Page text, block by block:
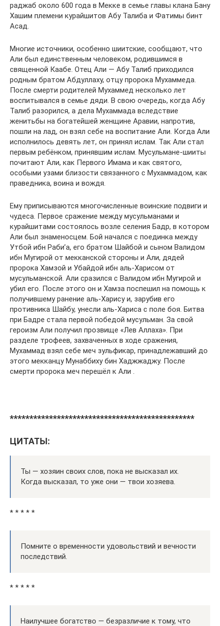
раджаб около 600 года в Мекке в семье главы клана Бану
Хашим племени курайшитов Абу Талиба и Фатимы бинт
Асад.
Многие источники, особенно шиитские, сообщают, что
Али был единственным человеком, родившимся в
священной Каабе. Отец Али — Абу Талиб приходился
родным братом Абдуллаху, отцу пророка Мухаммеда.
После смерти родителей Мухаммед несколько лет
воспитывался в семье дяди. В свою очередь, когда Абу
Талиб разорился, а дела Мухаммада вследствие
женитьбы на богатейшей женщине Аравии, напротив,
пошли на лад, он взял себе на воспитание Али. Когда Али
исполнилось девять лет, он принял ислам. Так Али стал
первым ребёнком, принявшим ислам. Мусульмане-шииты
почитают Али, как Первого Имама и как святого,
особыми узами близости связанного с Мухаммадом, как
праведника, воина и вождя.
Ему приписываются многочисленные воинские подвиги и
чудеса. Первое сражение между мусульманами и
курайшитами состоялось возле селения Бадр, в котором
Али был знаменосцем. Бой начался с поединка между
Утбой ибн Раби’а, его братом Шайбой и сыном Валидом
ибн Мугирой от мекканской стороны и Али, дядей
пророка Хамзой и Убайдой ибн аль-Харисом от
мусульманской. Али сразился с Валидом ибн Мугирой и
убил его. После этого он и Хамза поспешил на помощь к
получившему ранение аль-Харису и, зарубив его
противника Шайбу, унесли аль-Хариса с поле боя. Битва
при Бадре стала первой победой мусульман. За свой
героизм Али получил прозвище «Лев Аллаха». При
разделе трофеев, захваченных в ходе сражения,
Мухаммад взял себе меч зульфикар, принадлежавший до
этого мекканцу Мунаббиху бин Хаджжаджу. После
смерти пророка меч перешёл к Али .
***********************************************
ЦИТАТЫ:
Ты — хозяин своих слов, пока не высказал их.
Когда высказал, то уже они — твои хозяева.
* * * * *
Помните о временности удовольствий и вечности
последствий.
* * * * *
Наилучшее богатство — безразличие к тому, что